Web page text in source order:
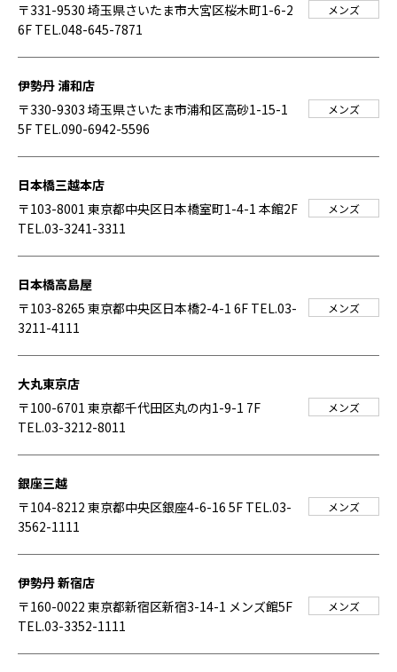
〒331-9530 埼玉県さいたま市大宮区桜木町1-6-2
6F TEL.048-645-7871
メンズ
伊勢丹 浦和店
〒330-9303 埼玉県さいたま市浦和区高砂1-15-1
5F TEL.090-6942-5596
メンズ
日本橋三越本店
〒103-8001 東京都中央区日本橋室町1-4-1 本館2F
TEL.03-3241-3311
メンズ
日本橋高島屋
〒103-8265 東京都中央区日本橋2-4-1 6F TEL.03-
3211-4111
メンズ
大丸東京店
〒100-6701 東京都千代田区丸の内1-9-1 7F
TEL.03-3212-8011
メンズ
銀座三越
〒104-8212 東京都中央区銀座4-6-16 5F TEL.03-
3562-1111
メンズ
伊勢丹 新宿店
〒160-0022 東京都新宿区新宿3-14-1 メンズ館5F
TEL.03-3352-1111
メンズ